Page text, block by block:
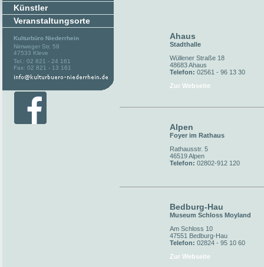
Künstler
Veranstaltungsorte
Kulturbüro Niederrhein
Nimweger Str. 58
47533 Kleve
Tel.: 02 821 - 24 161
Fax: 02 821 - 13 161
Ahaus
Stadthalle
Wüllener Straße 18
48683 Ahaus
Telefon: 02561 - 96 13 30
Zur Webseite
Alpen
Foyer im Rathaus
Rathausstr. 5
46519 Alpen
Telefon: 02802-912 120
Bedburg-Hau
Museum Schloss Moyland
Am Schloss 10
47551 Bedburg-Hau
Telefon: 02824 - 95 10 60
Zur Webseite